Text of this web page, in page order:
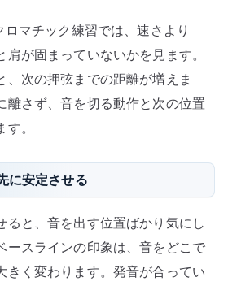
マチック練習では、速さより
が固まっていないかを見ます。
、次の押弦までの距離が増えま
離さず、音を切る動作と次の位置
。
に安定させる
ると、音を出す位置ばかり気にし
ースラインの印象は、音をどこで
きく変わります。発音が合ってい